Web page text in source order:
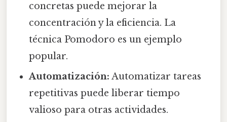
concretas puede mejorar la
concentración y la eficiencia. La
técnica Pomodoro es un ejemplo
popular.
Automatización: Automatizar tareas
repetitivas puede liberar tiempo
valioso para otras actividades.